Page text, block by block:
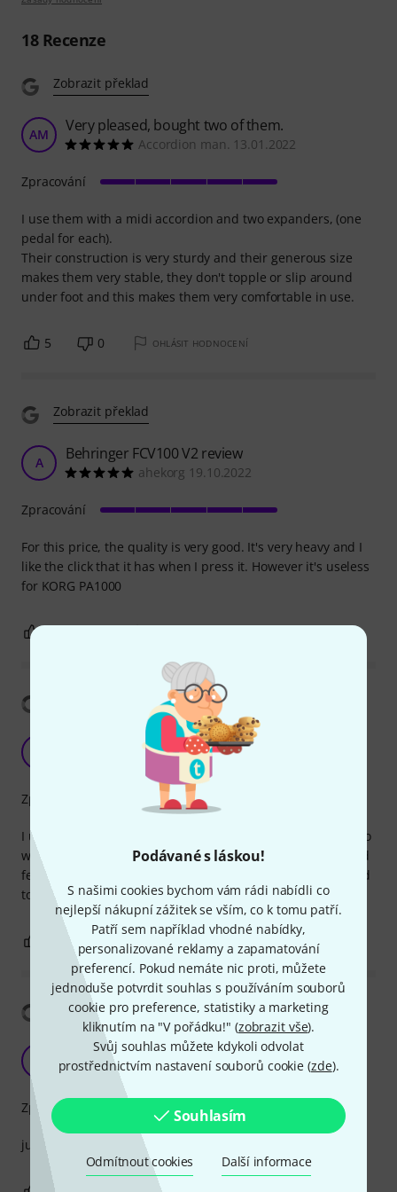
Podávané s láskou!
S našimi cookies bychom vám rádi nabídli co
nejlepší nákupní zážitek se vším, co k tomu patří.
Patří sem například vhodné nabídky,
personalizované reklamy a zapamatování
preferencí. Pokud nemáte nic proti, můžete
jednoduše potvrdit souhlas s používáním souborů
cookie pro preference, statistiky a marketing
kliknutím na "V pořádku!" (zobrazit vše).
Svůj souhlas můžete kdykoli odvolat
prostřednictvím nastavení souborů cookie (zde).
Souhlasím
Odmítnout cookies Další informace
18Recenze
Zobrazit překlad
AM Very pleased, bought two of them.
Accordion man. 13.01.2022
I use them with a midi accordion and two expanders, (one
pedal for each).
Their construction is very sturdy and their generous size
makes them very stable, they don't topple or slip around
under foot and this makes them very comfortable in use.
Zpracování
5 0 OHLÁSIT HODNOCENÍ
Zobrazit překlad
A Behringer FCV100 V2 review
ahekorg 19.10.2022
For this price, the quality is very good. It's very heavy and I
like the click that it has when I press it. However it's useless
for KORG PA1000
Zpracování
Works as intended
Deniz A. 07.02.2025
I use it as a volume pedal and simply works as intended, no
weird volume gaps/jumps from 0-100, quite solid build and
feel. Solid build but might be a bit big and heavy compared
to "mini" pedals but not a con for me.
Zpracování
OHLÁSIT HODNOCENÍ
Zobrazit překlad
Great volume pedal, good price
PsiC 18.03.2025
just does the job - really good for the price
Zpracování